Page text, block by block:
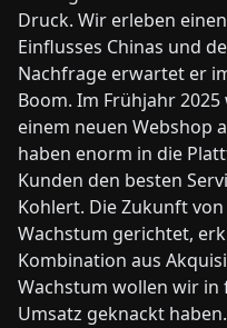
Druck. Wir erleben
Einflusses Chinas und
Nachfrage erwartet er
Boom. Im Frühjahr
einem neuen Webshop
haben enorm in die
Kunden den besten
Kohlert. Die Zukunft
Wachstum gerichtet,
Kombination aus
Wachstum wollen wir in
Umsatz geknackt